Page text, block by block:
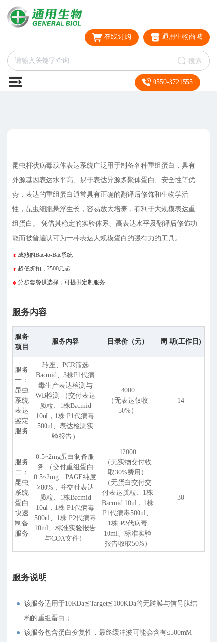
在线订购 通用生物商城
搜索
0550-3721555
昆虫杆状病毒载体表达系统广泛用于制备各种重组蛋白，具有
外源基因表达水平高、易于表达异源多聚体蛋白、安全性等优
势，表达的重组蛋白通常具有正确的翻译后修饰和生物学活
性，昆虫细胞悬浮生长，容易放大培养，有利于大规模表达重
组蛋白。 凭借其稳定的实验体系、高表达水平及翻译后修饰功
能而被普遍认可为一种表达大规模蛋白的强有力的工具。
成熟的Bac-to-Bac系统
超低折扣，2500元起
分步套餐供选择，可提供定制服务
服务内容
服务
项目
服务内容 目录价（元） 周 期(工作日)
服务
一：
昆虫
系统
表达
鉴定
服务
转座、PCR筛选
Bacmid、3株P1代病
毒生产表达检测与
WB检测 （交付表达
质粒、1株Bacmid
10ul，1株 P1代病毒
500ul、表达检测实
验报告）
4000
（无表达仅收
50%）
14
服务
二：
昆虫
系统
蛋白
快速
制备
服务
0.5~2mg蛋白制备服
务 （交付重组蛋白
0.5~2mg，PAGE纯度
≧80%，并交付表达
质粒、1株Bacmid
10ul，1株 P1代病毒
500ul、1株 P2代病毒
10ml、标准实验报告
与COA文件）
12000
（无实物交付收
取30%费用）
（无蛋白交付交
付表达质粒、1株
Bacmid 10ul，1株
P1代病毒500ul、
1株 P2代病毒
10ml、标准实验
报告收取50%）
30
服务说明
该服务适用于10KDa≦Target≦100KDa的无跨膜与信号肽结
构的重组蛋白；
该服务包含蛋白变复性，最终缓冲波可能会含有≤500mM